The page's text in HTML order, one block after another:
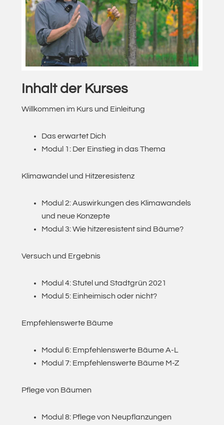
Inhalt der Kurses
Willkommen im Kurs und Einleitung
Das erwartet Dich
Modul 1: Der Einstieg in das Thema
Klimawandel und Hitzeresistenz
Modul 2: Auswirkungen des Klimawandels
und neue Konzepte
Modul 3: Wie hitzeresistent sind Bäume?
Versuch und Ergebnis
Modul 4: Stutel und Stadtgrün 2021
Modul 5: Einheimisch oder nicht?
Empfehlenswerte Bäume
Modul 6: Empfehlenswerte Bäume A-L
Modul 7: Empfehlenswerte Bäume M-Z
Pflege von Bäumen
Modul 8: Pflege von Neupflanzungen